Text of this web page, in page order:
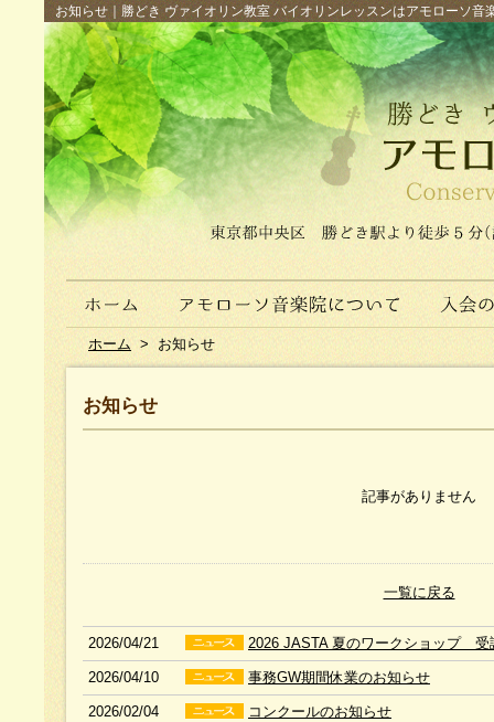
お知らせ｜勝どき ヴァイオリン教室 バイオリンレッスンはアモローソ
ホーム > お知らせ
お知らせ
記事がありません
一覧に戻る
2026/04/21 2026 JASTA 夏のワークショップ 受
2026/04/10 事務GW期間休業のお知らせ
2026/02/04 コンクールのお知らせ